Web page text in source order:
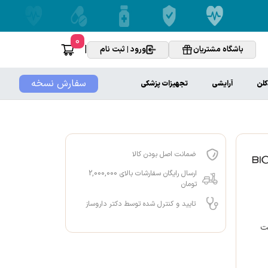
باشگاه مشتریان ورود | ثبت نام |
0
سفارش نسخه آرایشی تجهیزات پزشکی
ضمانت اصل بودن کالا
ارسال رایگان سفارشات بالای 2,000,000
تومان
تایید و کنترل شده توسط دکتر داروساز